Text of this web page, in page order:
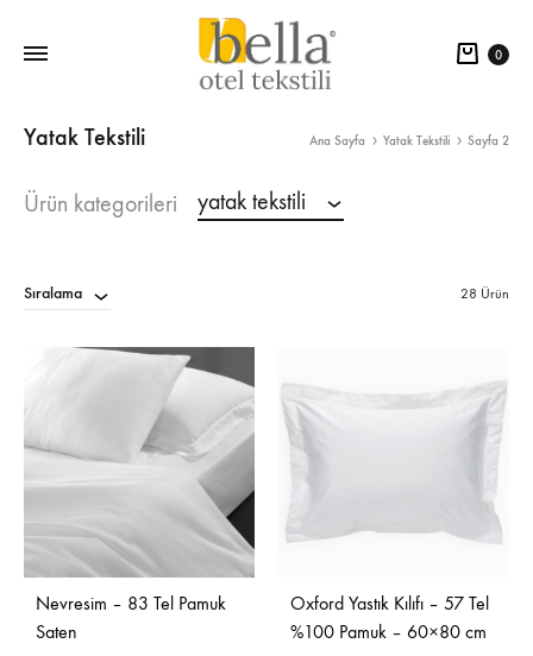
Sepet
0
Yatak Tekstili Ana Sayfa Yatak Tekstili Sayfa 2
Ürün kategorileri yatak tekstili
Sıralama 28 Ürün
Nevresim – 83 Tel Pamuk
Saten
Oxford Yastık Kılıfı – 57 Tel
%100 Pamuk – 60×80 cm